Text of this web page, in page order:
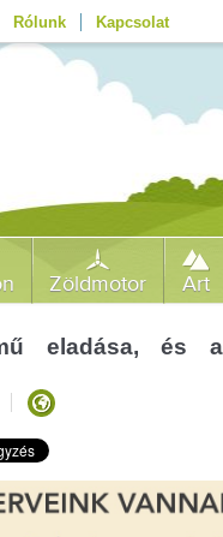
Rólunk Kapcsolat
Zöldmotor Art
eladása, és